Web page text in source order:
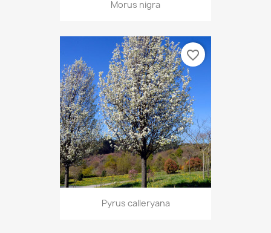
Morus nigra
Pyrus calleryana
favorite_border